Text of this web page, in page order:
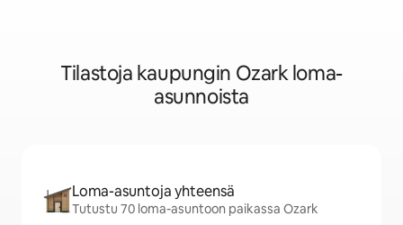
Tilastoja kaupungin Ozark loma-
asunnoista
Loma-asuntoja yhteensä
Tutustu 70 loma-asuntoon paikassa Ozark